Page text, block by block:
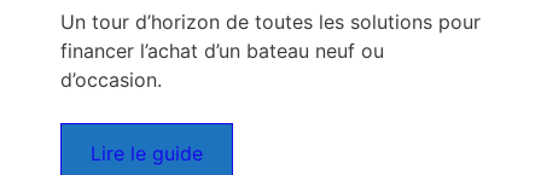
Un tour d’horizon de toutes les solutions pour
financer l’achat d’un bateau neuf ou
d’occasion.
Lire le guide